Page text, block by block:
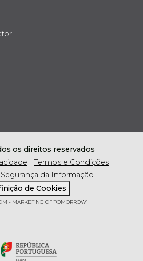
os direitos reservados
Termos e Condições
da Informação
de Cookies
- MARKETING OF TOMORROW